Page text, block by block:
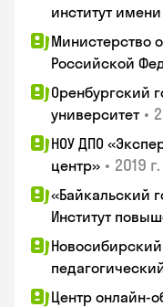
институт
Министерство
Российской
Оренбургский
университет •
НОУ ДПО
центр» • 2019 г.
«Байкальский
Институт
Центр онлайн-